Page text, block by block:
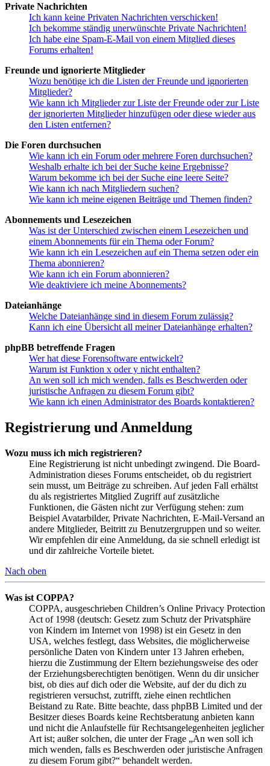
Private Nachrichten
Ich kann keine Privaten Nachrichten verschicken!
Ich bekomme ständig unerwünschte Private Nachrichten!
Ich habe eine Spam-E-Mail von einem Mitglied dieses
Forums erhalten!
Freunde und ignorierte Mitglieder
Wozu benötige ich die Listen der Freunde und ignorierten
Mitglieder?
Wie kann ich Mitglieder zur Liste der Freunde oder zur Liste
der ignorierten Mitglieder hinzufügen oder diese wieder aus
den Listen entfernen?
Die Foren durchsuchen
Wie kann ich ein Forum oder mehrere Foren durchsuchen?
Weshalb erhalte ich bei der Suche keine Ergebnisse?
Warum bekomme ich bei der Suche eine leere Seite?
Wie kann ich nach Mitgliedern suchen?
Wie kann ich meine eigenen Beiträge und Themen finden?
Abonnements und Lesezeichen
Was ist der Unterschied zwischen einem Lesezeichen und
einem Abonnements für ein Thema oder Forum?
Wie kann ich ein Lesezeichen auf ein Thema setzen oder ein
Thema abonnieren?
Wie kann ich ein Forum abonnieren?
Wie deaktiviere ich meine Abonnements?
Dateianhänge
Welche Dateianhänge sind in diesem Forum zulässig?
Kann ich eine Übersicht all meiner Dateianhänge erhalten?
phpBB betreffende Fragen
Wer hat diese Forensoftware entwickelt?
Warum ist Funktion x oder y nicht enthalten?
An wen soll ich mich wenden, falls es Beschwerden oder
juristische Anfragen zu diesem Forum gibt?
Wie kann ich einen Administrator des Boards kontaktieren?
Registrierung und Anmeldung
Wozu muss ich mich registrieren?
Eine Registrierung ist nicht unbedingt zwingend. Die Board-
Administration dieses Forums entscheidet, ob du registriert
sein musst, um Beiträge zu schreiben. Auf jeden Fall erhältst
du als registriertes Mitglied Zugriff auf zusätzliche
Funktionen, die Gästen nicht zur Verfügung stehen: zum
Beispiel Avatarbilder, Private Nachrichten, E-Mail-Versand an
andere Mitglieder, Beitritt zu Benutzergruppen und so weiter.
Wir empfehlen dir eine Anmeldung, da sie schnell erledigt ist
und dir zahlreiche Vorteile bietet.
Nach oben
Was ist COPPA?
COPPA, ausgeschrieben Children’s Online Privacy Protection
Act of 1998 (deutsch: Gesetz zum Schutz der Privatsphäre
von Kindern im Internet von 1998) ist ein Gesetz in den
USA, welches festlegt, dass Websites, die möglicherweise
persönliche Daten von Kindern unter 13 Jahren erheben,
hierzu die Zustimmung der Eltern beziehungsweise des oder
der Erziehungsberechtigten benötigen. Wenn du dir unsicher
bist, ob dies auf dich oder die Website, auf der du dich zu
registrieren versuchst, zutrifft, ziehe einen rechtlichen
Beistand zu Rate. Bitte beachte, dass phpBB Limited und der
Besitzer dieses Boards keine Rechtsberatung anbieten kann
und nicht die Anlaufstelle für Rechtsangelegenheiten jeglicher
Art ist; außer solchen, die unter der Frage „An wen soll ich
mich wenden, falls es Beschwerden oder juristische Anfragen
zu diesem Forum gibt?“ behandelt werden.